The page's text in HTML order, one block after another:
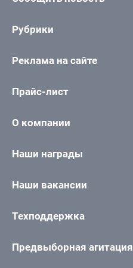
Рубрики
Реклама на сайте
Прайс-лист
О компании
Наши награды
Наши вакансии
Техподдержка
Предвыборная агитация